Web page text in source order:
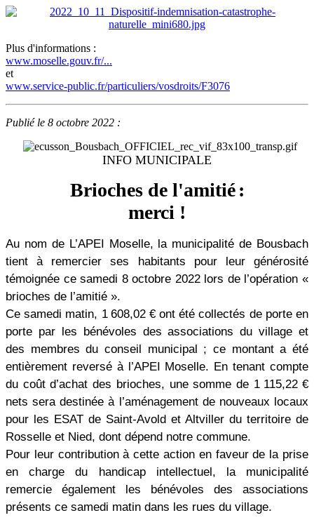
Plus d'informations :
www.moselle.gouv.fr/...
et
www.service-public.fr/particuliers/vosdroits/F3076
Publié le 8 octobre 2022 :
INFO MUNICIPALE
Brioches de l'amitié :
merci !
Au nom de L’APEI Moselle, la municipalité de Bousbach
tient à remercier ses habitants pour leur générosité
témoignée ce samedi 8 octobre 2022 lors de l’opération «
brioches de l’amitié ».
Ce samedi matin, 1 608,02 € ont été collectés de porte en
porte par les bénévoles des associations du village et
des membres du conseil municipal ; ce montant a été
entièrement reversé à l’APEI Moselle. En tenant compte
du coût d’achat des brioches, une somme de 1 115,22 €
nets sera destinée à l’aménagement de nouveaux locaux
pour les ESAT de Saint-Avold et Altviller du territoire de
Rosselle et Nied, dont dépend notre commune.
Pour leur contribution à cette action en faveur de la prise
en charge du handicap intellectuel, la municipalité
remercie également les bénévoles des associations
présents ce samedi matin dans les rues du village.